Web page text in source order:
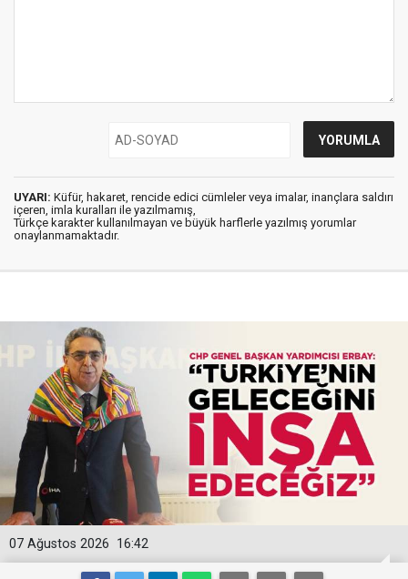
UYARI: Küfür, hakaret, rencide edici cümleler veya imalar, inançlara saldırı
içeren, imla kuralları ile yazılmamış,
Türkçe karakter kullanılmayan ve büyük harflerle yazılmış yorumlar
onaylanmamaktadır.
16:42
07 Ağustos 2026